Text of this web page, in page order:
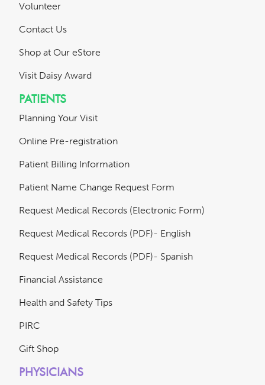
Volunteer
Contact Us
Shop at Our eStore
Visit Daisy Award
PATIENTS
Planning Your Visit
Online Pre-registration
Patient Billing Information
Patient Name Change Request Form
Request Medical Records (Electronic Form)
Request Medical Records (PDF)- English
Request Medical Records (PDF)- Spanish
Financial Assistance
Health and Safety Tips
PIRC
Gift Shop
PHYSICIANS